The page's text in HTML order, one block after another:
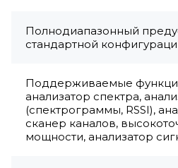
Полнодиапазонный
стандартной
Поддерживаемые
анализатор спектра,
(спектрограммы, RSSI),
сканер каналов,
мощности, анализатор